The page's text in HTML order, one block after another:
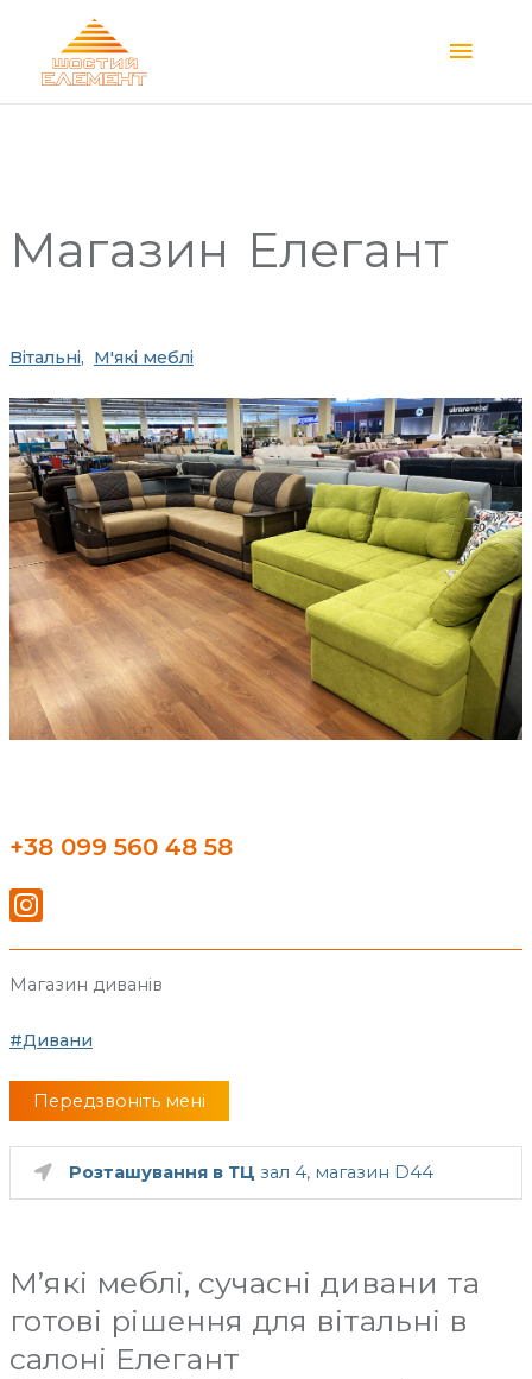
Main
Магазин Елегант
Вітальні М'які меблі
+38 099 560 48 58
Магазин диванів
Дивани
Передзвоніть мені
Розташування в ТЦ зал 4, магазин D44
М’які меблі, сучасні дивани та
готові рішення для вітальні в
салоні Елегант